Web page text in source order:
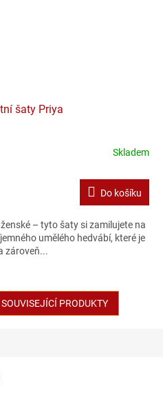
šaty Priya
Skladem
Do košíku
– tyto šaty si zamilujete na
umělého hedvábí, které je
zároveň...
PRODUKTY